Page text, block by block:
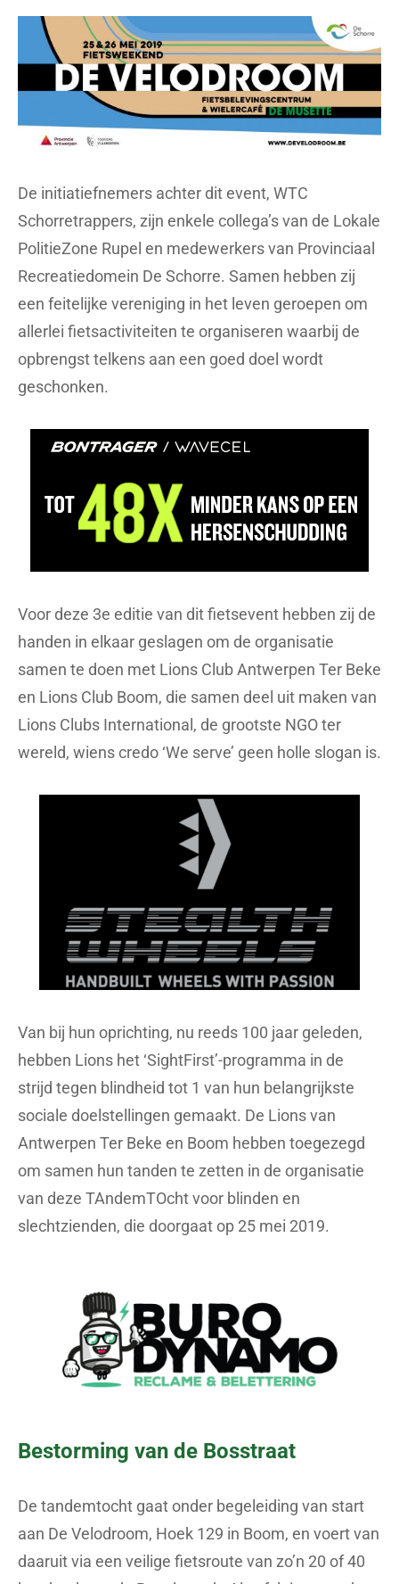
De initiatiefnemers achter dit event, WTC
Schorretrappers, zijn enkele collega’s van de Lokale
PolitieZone Rupel en medewerkers van Provinciaal
Recreatiedomein De Schorre. Samen hebben zij
een feitelijke vereniging in het leven geroepen om
allerlei fietsactiviteiten te organiseren waarbij de
opbrengst telkens aan een goed doel wordt
geschonken.
Voor deze 3e editie van dit fietsevent hebben zij de
handen in elkaar geslagen om de organisatie
samen te doen met Lions Club Antwerpen Ter Beke
en Lions Club Boom, die samen deel uit maken van
Lions Clubs International, de grootste NGO ter
wereld, wiens credo ‘We serve’ geen holle slogan is.
Van bij hun oprichting, nu reeds 100 jaar geleden,
hebben Lions het ‘SightFirst’-programma in de
strijd tegen blindheid tot 1 van hun belangrijkste
sociale doelstellingen gemaakt. De Lions van
Antwerpen Ter Beke en Boom hebben toegezegd
om samen hun tanden te zetten in de organisatie
van deze TAndemTOcht voor blinden en
slechtzienden, die doorgaat op 25 mei 2019.
Bestorming van de Bosstraat
De tandemtocht gaat onder begeleiding van start
aan De Velodroom, Hoek 129 in Boom, en voert van
daaruit via een veilige fietsroute van zo’n 20 of 40